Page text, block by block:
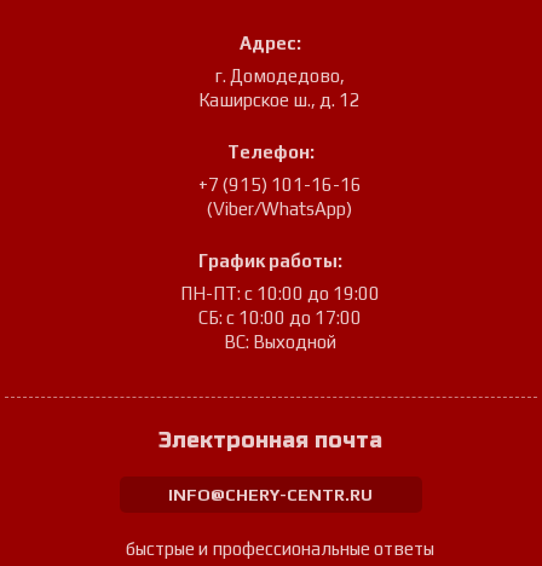
Адрес:
г. Домодедово,
Каширское ш., д. 12
Телефон:
+7 (915) 101-16-16
(Viber/WhatsApp)
График работы:
ПН-ПТ: с 10:00 до 19:00
СБ: с 10:00 до 17:00
ВС: Выходной
Электронная почта
INFO@CHERY-CENTR.RU
быстрые и профессиональные ответы